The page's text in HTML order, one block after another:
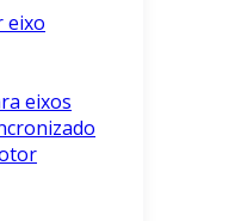
eixo
eixos